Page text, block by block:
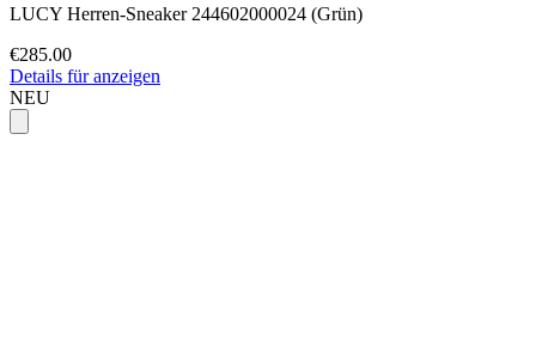
LUCY Herren-Sneaker 244602000024 (Grün)
€285.00
Details für anzeigen
NEU